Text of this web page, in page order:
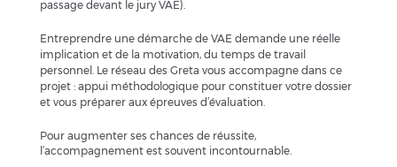
passage devant le jury VAE).
Entreprendre une démarche de VAE demande une réelle
implication et de la motivation, du temps de travail
personnel. Le réseau des Greta vous accompagne dans ce
projet : appui méthodologique pour constituer votre dossier
et vous préparer aux épreuves d’évaluation.
Pour augmenter ses chances de réussite,
l’accompagnement est souvent incontournable.